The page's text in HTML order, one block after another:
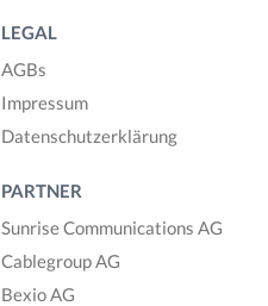
LEGAL
AGBs
Impressum
Datenschutzerklärung
PARTNER
Sunrise Communications AG
Cablegroup AG
Bexio AG